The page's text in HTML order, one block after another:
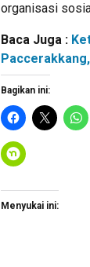
organisasi
Baca Juga :
Bagikan ini:
Menyukai ini: